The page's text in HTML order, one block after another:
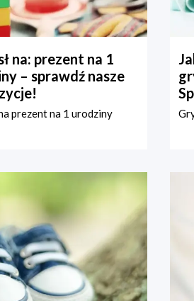
na: prezent na 1
– sprawdź nasze
prezent na 1 urodziny